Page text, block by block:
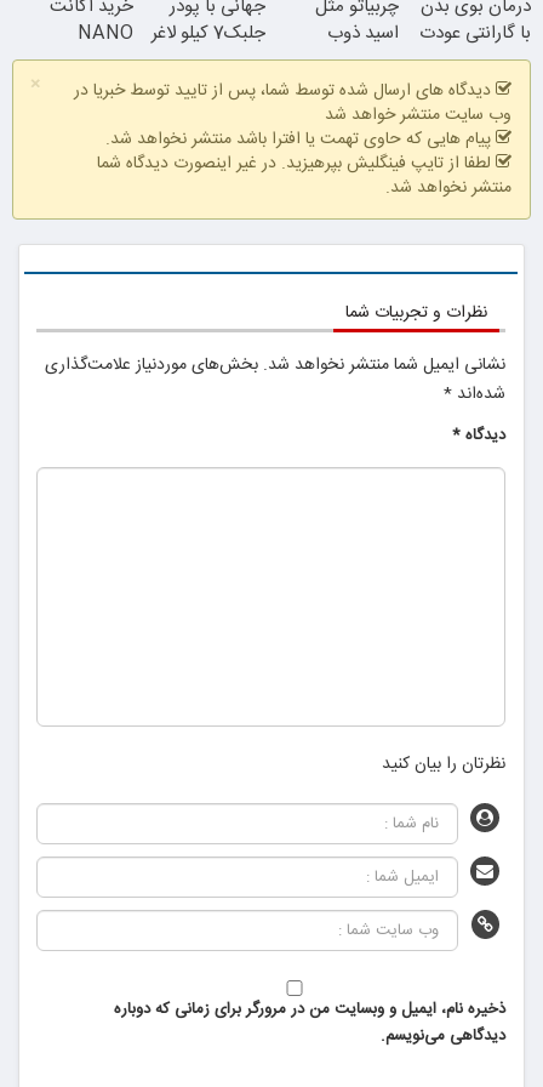
درمان بوی بدن
با گارانتی عودت
وجه
همین الان ببین
چربیاتو مثل
اسید ذوب
کن(تخفیف تا
امشب)
جهانی با پودر
جلبک7 کیلو لاغر
شو
خرید اکانت
NANO
BANANA با
تخفیف ویژه
×
دیدگاه های ارسال شده توسط شما، پس از تایید توسط خبریا در
وب سایت منتشر خواهد شد
پیام هایی که حاوی تهمت یا افترا باشد منتشر نخواهد شد.
لطفا از تایپ فینگلیش بپرهیزید. در غیر اینصورت دیدگاه شما
منتشر نخواهد شد.
نظرات و تجربیات شما
نشانی ایمیل شما منتشر نخواهد شد. بخش‌های موردنیاز علامت‌گذاری
شده‌اند *
دیدگاه*
نظرتان را بیان کنید
ذخیره نام، ایمیل و وبسایت من در مرورگر برای زمانی که دوباره
دیدگاهی می‌نویسم.